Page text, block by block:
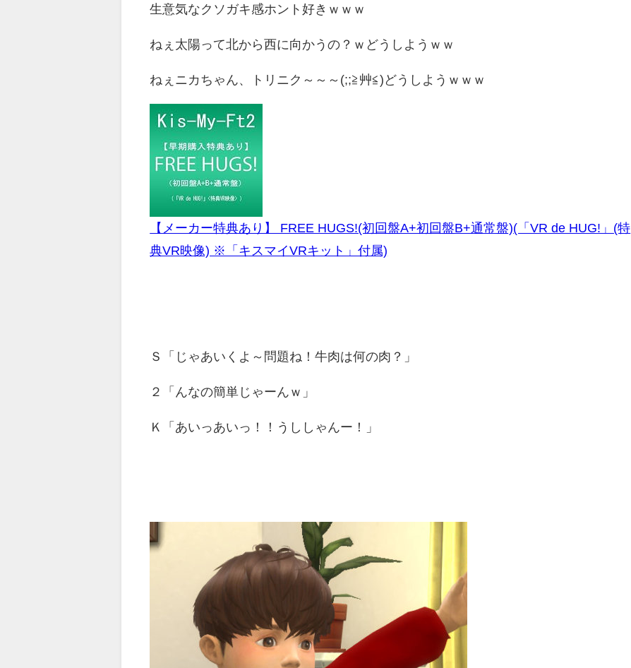
生意気なクソガキ感ホント好きｗｗｗ
ねぇ太陽って北から西に向かうの？ｗどうしようｗｗ
ねぇニカちゃん、トリニク～～～(;;≧艸≦)どうしようｗｗｗ
【メーカー特典あり】 FREE HUGS!(初回盤A+初回盤B+通常盤)(「VR de HUG!」(特
典VR映像) ※「キスマイVRキット」付属)
Ｓ「じゃあいくよ～問題ね！牛肉は何の肉？」
２「んなの簡単じゃーんｗ」
Ｋ「あいっあいっ！！うししゃんー！」